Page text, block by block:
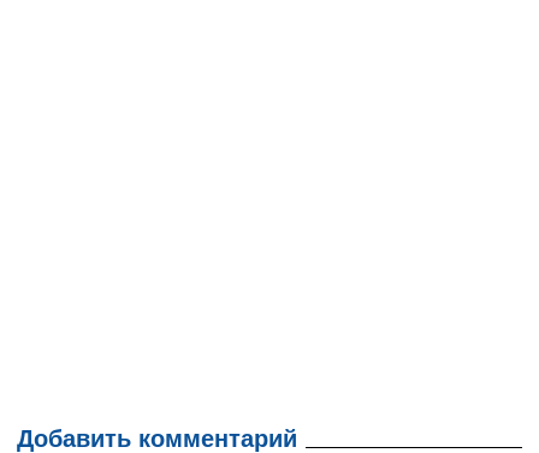
Добавить комментарий